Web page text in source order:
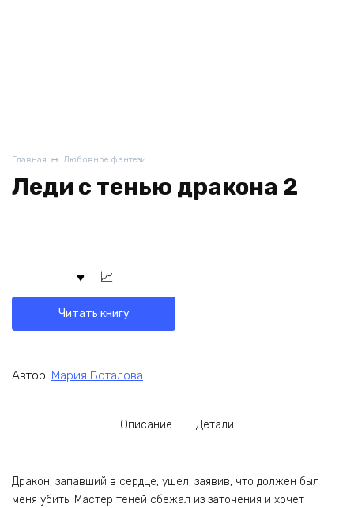
Главная Любовное фэнтези
Леди с тенью дракона 2
Читать книгу
Автор: Мария Боталова
Описание Детали
Дракон, запавший в сердце, ушел, заявив, что должен был
меня убить. Мастер теней сбежал из заточения и хочет